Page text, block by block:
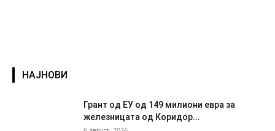
НАЈНОВИ
Грант од ЕУ од 149 милиони евра за
железницата од Коридор...